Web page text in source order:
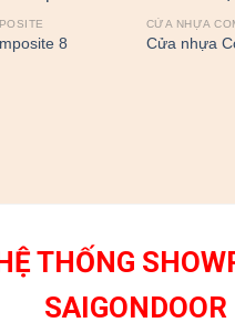
8
CỬA NHỰA
Cửa nhựa
THỐNG
SAIGONDOOR